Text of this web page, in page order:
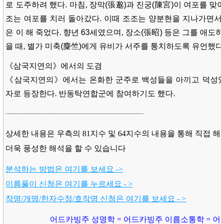
로 도주하려 했다. 마침, 장막(張邈)과 진궁(陳宮)이 여포를
조는 여포를 치러 돌아갔다. 이때 조조는 양분현을 지나가면
은 이 해 죽었다. 향년 63세였으며, 장소(張昭) 등은 그를 애도
을 때, 별가 미축(麋竺)에게 유비가 서주를 통치하도록 유언했
《삼국지연의》에서의 도겸
《삼국지연의》에서는 온화한 군주로 백성들을 아끼고 덕
자로 등장한다. 반동탁연합군에 참여하기도 했다.
----------------------------------------------------------------------
상세한 내용은 우측의 81지수 및 64지수의 내용을 통해 직접
더욱 풍성한 해석을 할 수 있습니다
분석하는 방법은 여기를 보세요 ->
이름풀이 신청은 여기를 누르세요 - >
작명/개명/한자수정/호작명 신청은 여기를 보세요 - >
어드카빙주 성명학 = 어드카빙주 이름소통학 =